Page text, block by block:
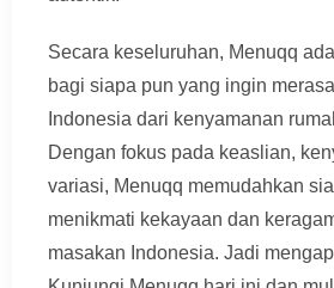
Secara keseluruhan, Menuqq
bagi siapa pun yang ingin
Indonesia dari kenyamanan
Dengan fokus pada keaslian,
variasi, Menuqq memudahkan
menikmati kekayaan dan
masakan Indonesia. Jadi